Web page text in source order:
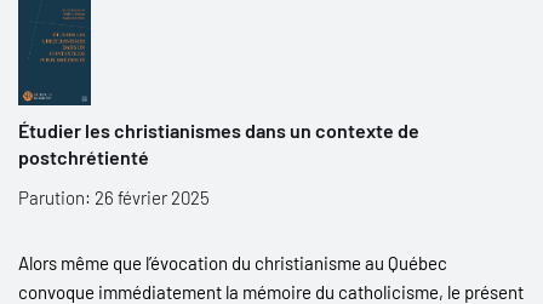
Étudier les christianismes dans un contexte de
postchrétienté
Parution: 26 février 2025
Alors même que l’évocation du christianisme au Québec
convoque immédiatement la mémoire du catholicisme, le présent